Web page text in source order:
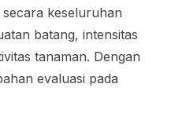
keseluruhan
batang, intensitas
tanaman. Dengan
evaluasi pada